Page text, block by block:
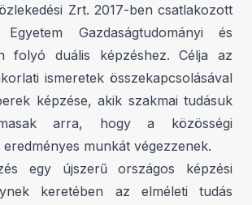
Zrt. 2017-ben csatlakozott
Gazdaságtudományi és
folyó duális képzéshez. Célja az
ismeretek összekapcsolásával
képzése, akik szakmai tudásuk
arra, hogy a közösségi
munkát végezzenek.
egy újszerű országos képzési
keretében az elméleti tudás